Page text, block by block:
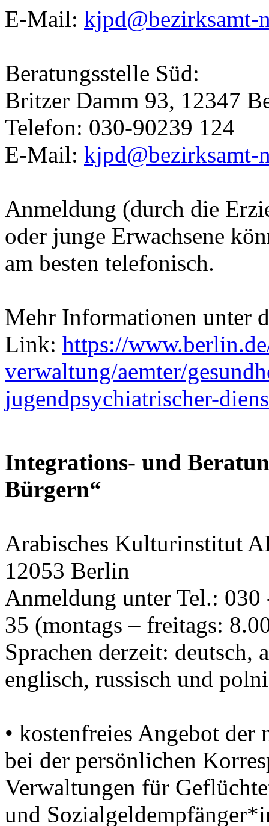
E-Mail: kjpd@bezirksamt-
Beratungsstelle Süd:
Britzer Damm 93, 12347
Telefon: 030-90239 124
E-Mail: kjpd@bezirksamt-
Anmeldung (durch die
oder junge Erwachsene
am besten telefonisch.
Mehr Informationen unter
Link: https://
verwaltung/aemter/
jugendpsychiatrischer-
Integrations- und
Bürgern“
Arabisches Kulturinstitut
12053 Berlin
Anmeldung unter Tel.:
35 (montags – freitags:
Sprachen derzeit: deutsch,
englisch, russisch und
• kostenfreies Angebot
bei der persönlichen
Verwaltungen für
und